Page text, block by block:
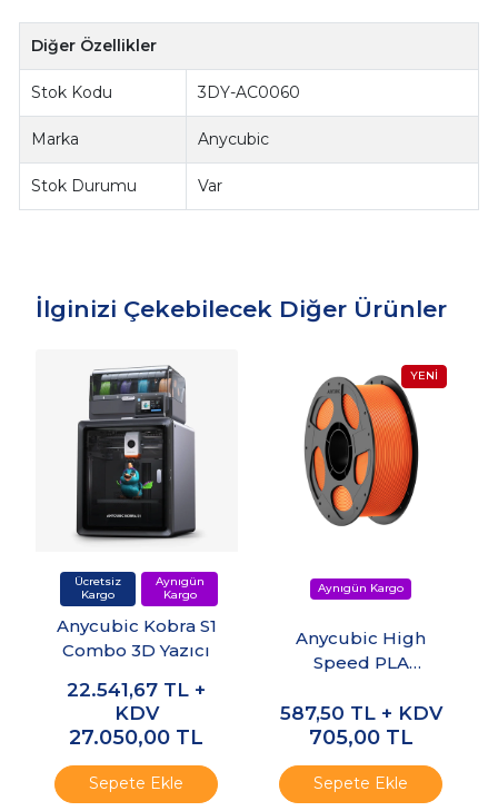
Diğer Özellikler
Stok Kodu 3DY-AC0060
Marka Anycubic
Stok Durumu Var
İlginizi Çekebilecek Diğer Ürünler
Anycubic Kobra S1
Combo 3D Yazıcı
22.541,67 TL +
KDV
27.050,00 TL
Sepete Ekle
Anycubic High
Speed PLA
1.75mm 1kg
587,50 TL + KDV
705,00 TL
Sepete Ekle